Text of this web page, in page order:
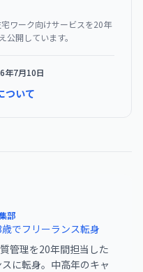
ワーク向けサービスを20年
開しています。
年7月10日
ついて
部
でフリーランス転身
管理を20年間担当した
に転身。中高年のキャ